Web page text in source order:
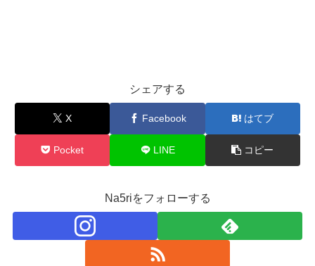
シェアする
X Facebook はてブ
Pocket LINE コピー
Na5riをフォローする